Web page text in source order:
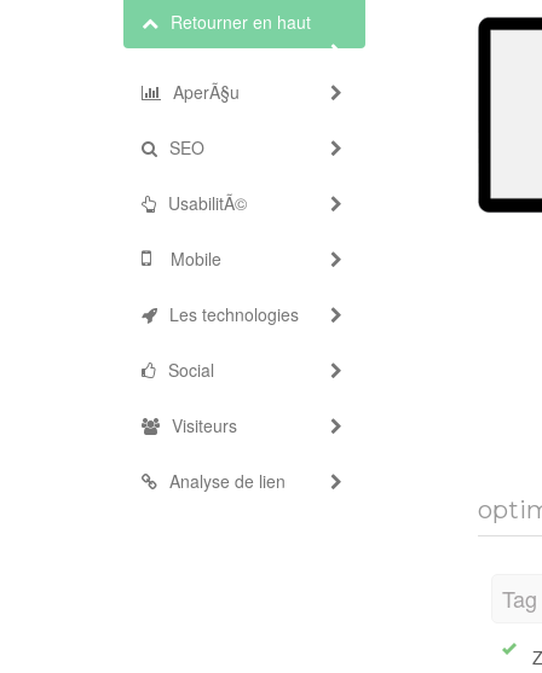
Retourner en haut
AperÃ§u
SEO
UsabilitÃ©
Mobile
Les technologies
Social
Visiteurs
Analyse de lien